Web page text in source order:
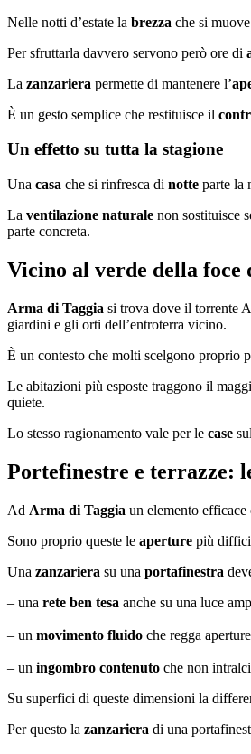
Nelle notti d’estate la brezza che si
Per sfruttarla davvero servono però ore di
La zanzariera permette di mantenere l’
È un gesto semplice che restituisce il
Un effetto su tutta la stagione
Una casa che si rinfresca di notte parte la
La ventilazione naturale non sostituisce
parte concreta.
Vicino al verde della foce
Arma di Taggia si trova dove il torrente
giardini e gli orti dell’entroterra vicino.
È un contesto che molti scelgono proprio
Le abitazioni più esposte traggono il
quiete.
Lo stesso ragionamento vale per le case
Portefinestre e terrazze:
Ad Arma di Taggia un elemento efficace
Sono proprio queste le aperture più
Una zanzariera su una portafinestra
– una rete ben tesa anche su una luce
– un movimento fluido che regga
– un ingombro contenuto che non
Su superfici di queste dimensioni la
Per questo la zanzariera di una